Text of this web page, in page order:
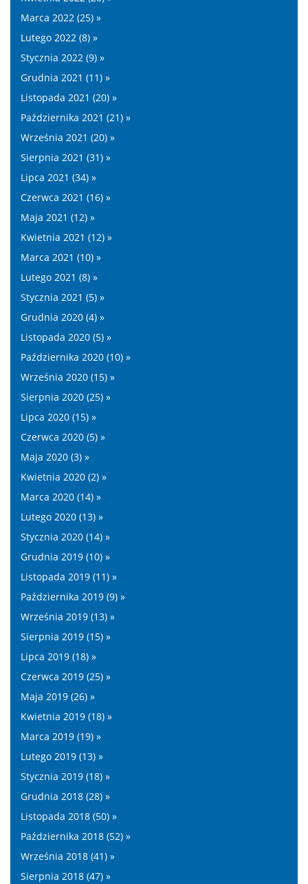
Marca 2022 (25) »
Lutego 2022 (8) »
Stycznia 2022 (9) »
Grudnia 2021 (11) »
Listopada 2021 (20) »
Października 2021 (21) »
Września 2021 (20) »
Sierpnia 2021 (31) »
Lipca 2021 (34) »
Czerwca 2021 (16) »
Maja 2021 (12) »
Kwietnia 2021 (12) »
Marca 2021 (10) »
Lutego 2021 (8) »
Stycznia 2021 (5) »
Grudnia 2020 (4) »
Listopada 2020 (5) »
Października 2020 (10) »
Września 2020 (15) »
Sierpnia 2020 (25) »
Lipca 2020 (15) »
Czerwca 2020 (5) »
Maja 2020 (3) »
Kwietnia 2020 (2) »
Marca 2020 (14) »
Lutego 2020 (13) »
Stycznia 2020 (14) »
Grudnia 2019 (10) »
Listopada 2019 (11) »
Października 2019 (9) »
Września 2019 (13) »
Sierpnia 2019 (15) »
Lipca 2019 (18) »
Czerwca 2019 (25) »
Maja 2019 (26) »
Kwietnia 2019 (18) »
Marca 2019 (19) »
Lutego 2019 (13) »
Stycznia 2019 (18) »
Grudnia 2018 (28) »
Listopada 2018 (50) »
Października 2018 (52) »
Września 2018 (41) »
Sierpnia 2018 (47) »